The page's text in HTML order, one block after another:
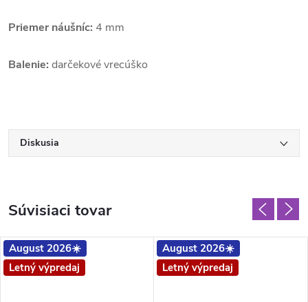
Priemer náušníc: 4 mm
Balenie: darčekové vrecúško
Diskusia
Súvisiaci tovar
August 2026☀️
Letný výpredaj
August 2026☀️
Letný výpredaj